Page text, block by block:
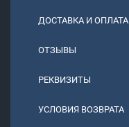
ДОСТАВКА И ОПЛАТА
ОТЗЫВЫ
РЕКВИЗИТЫ
УСЛОВИЯ ВОЗВРАТА